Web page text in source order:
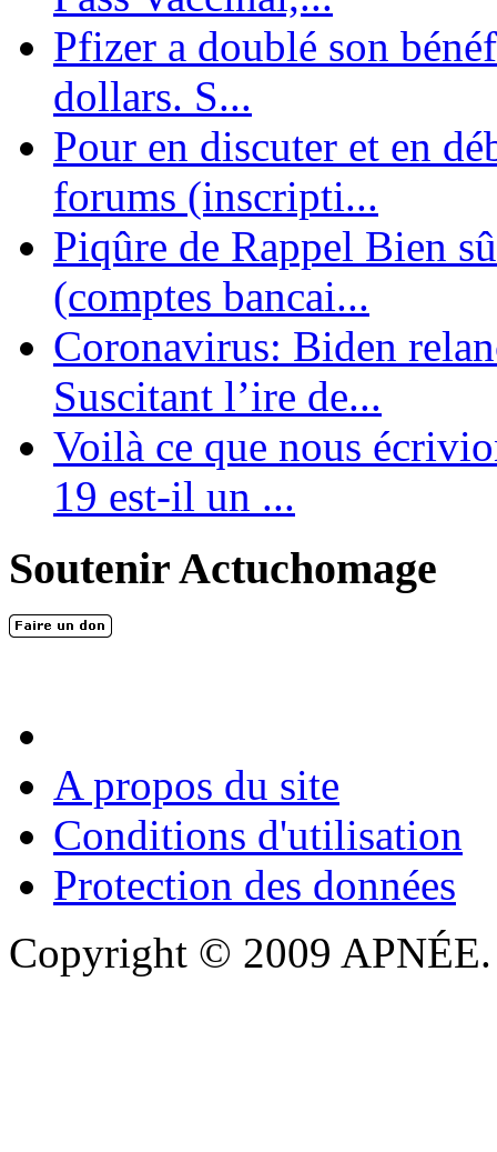
Pfizer a doublé son
dollars. S...
Pour en discuter et en
forums (inscripti...
Piqûre de Rappel Bien
(comptes bancai...
Coronavirus: Biden
Suscitant l’ire de...
Voilà ce que nous
19 est-il un ...
Soutenir Actuchomage
A propos du site
Conditions d'utilisation
Protection des données
Copyright © 2009 APNÉE.